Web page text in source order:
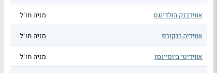
אווידבנק הולדינגס מניה חו"ל
אווידיה בנקורפ מניה חו"ל
אווידיטי ביוסיינסז מניה חו"ל